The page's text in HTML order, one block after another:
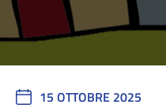
15 OTTOBRE 2025